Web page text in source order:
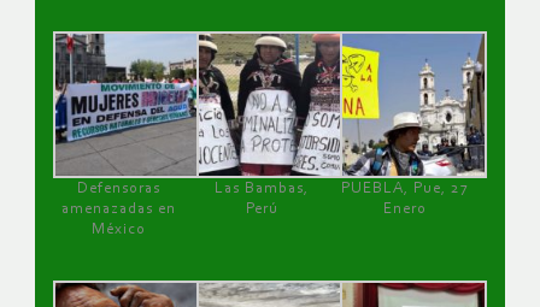
Defensoras
amenazadas en
México
Las Bambas,
Perú
PUEBLA, Pue, 27
Enero